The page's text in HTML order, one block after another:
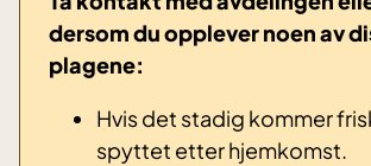
dersom du opplever noen av
plagene:
Hvis det stadig kommer
spyttet etter hjemkomst.